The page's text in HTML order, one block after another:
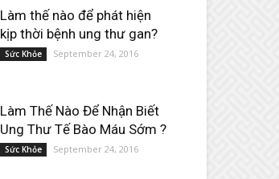
Làm thế nào để phát hiện
kịp thời bệnh ung thư gan?
Sức Khỏe September 24, 2016
Làm Thế Nào Để Nhận Biết
Ung Thư Tế Bào Máu Sớm ?
Sức Khỏe September 24, 2016